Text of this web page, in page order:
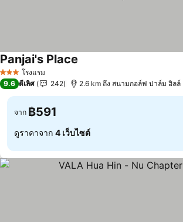
3 ดาว โรงแรม
Panjai's Place
9.6 ดีเลิศ 242 2.6 km ถึง สนามกอล์ฟ ปาล์ม ฮิล
จาก ฿591
ดูราคาจาก 4 เว็บไซต์